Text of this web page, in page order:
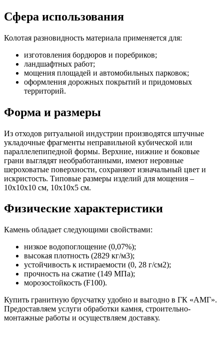
Сфера использования
Колотая разновидность материала применяется для:
изготовления бордюров и поребриков;
ландшафтных работ;
мощения площадей и автомобильных парковок;
оформления дорожных покрытий и придомовых
территорий.
Форма и размеры
Из отходов ритуальной индустрии производятся штучные
укладочные фрагменты неправильной кубической или
параллелепипедной формы. Верхние, нижние и боковые
грани выглядят необработанными, имеют неровные
шероховатые поверхности, сохраняют изначальный цвет и
искристость. Типовые размеры изделий для мощения –
10х10х10 см, 10х10х5 см.
Физические характеристики
Камень обладает следующими свойствами:
низкое водопоглощение (0,07%);
высокая плотность (2829 кг/м3);
устойчивость к истираемости (0, 28 г/см2);
прочность на сжатие (149 МПа);
морозостойкость (F100).
Купить гранитную брусчатку удобно и выгодно в ГК «АМГ».
Предоставляем услуги обработки камня, строительно-
монтажные работы и осуществляем доставку.